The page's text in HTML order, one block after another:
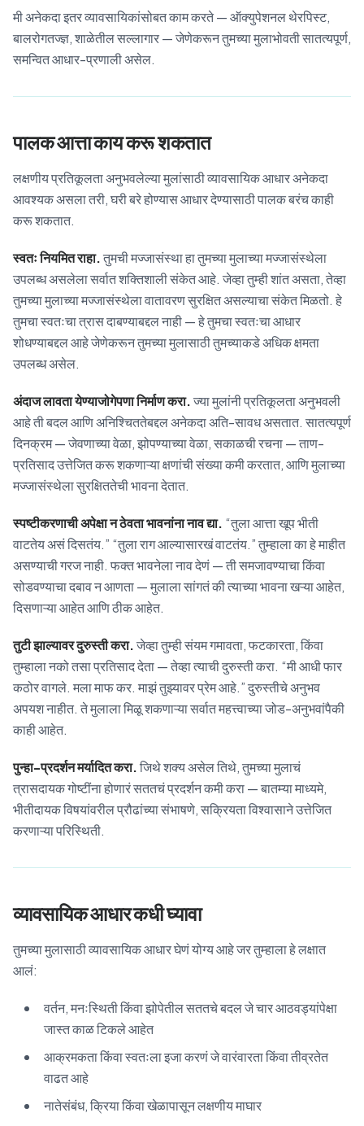
मी अनेकदा इतर व्यावसायिकांसोबत काम करते — ऑक्युपेशनल थेरपिस्ट,
बालरोगतज्ज्ञ, शाळेतील सल्लागार — जेणेकरून तुमच्या मुलाभोवती सातत्यपूर्ण,
समन्वित आधार-प्रणाली असेल.
पालक आत्ता काय करू शकतात
लक्षणीय प्रतिकूलता अनुभवलेल्या मुलांसाठी व्यावसायिक आधार अनेकदा
आवश्यक असला तरी, घरी बरे होण्यास आधार देण्यासाठी पालक बरंच काही
करू शकतात.
स्वतः नियमित राहा.तुमची मज्जासंस्था हा तुमच्या मुलाच्या मज्जासंस्थेला
उपलब्ध असलेला सर्वात शक्तिशाली संकेत आहे. जेव्हा तुम्ही शांत असता, तेव्हा
तुमच्या मुलाच्या मज्जासंस्थेला वातावरण सुरक्षित असल्याचा संकेत मिळतो. हे
तुमचा स्वतःचा त्रास दाबण्याबद्दल नाही — हे तुमचा स्वतःचा आधार
शोधण्याबद्दल आहे जेणेकरून तुमच्या मुलासाठी तुमच्याकडे अधिक क्षमता
उपलब्ध असेल.
अंदाज लावता येण्याजोगेपणा निर्माण करा.ज्या मुलांनी प्रतिकूलता अनुभवली
आहे ती बदल आणि अनिश्चिततेबद्दल अनेकदा अति-सावध असतात. सातत्यपूर्ण
दिनक्रम — जेवणाच्या वेळा, झोपण्याच्या वेळा, सकाळची रचना — ताण-
प्रतिसाद उत्तेजित करू शकणाऱ्या क्षणांची संख्या कमी करतात, आणि मुलाच्या
मज्जासंस्थेला सुरक्षिततेची भावना देतात.
स्पष्टीकरणाची अपेक्षा न ठेवता भावनांना नाव द्या. “तुला आत्ता खूप भीती
वाटतेय असं दिसतंय.” “तुला राग आल्यासारखं वाटतंय.” तुम्हाला का हे माहीत
असण्याची गरज नाही. फक्त भावनेला नाव देणं — ती समजावण्याचा किंवा
सोडवण्याचा दबाव न आणता — मुलाला सांगतं की त्याच्या भावना खऱ्या आहेत,
दिसणाऱ्या आहेत आणि ठीक आहेत.
तुटी झाल्यावर दुरुस्ती करा.जेव्हा तुम्ही संयम गमावता, फटकारता, किंवा
तुम्हाला नको तसा प्रतिसाद देता — तेव्हा त्याची दुरुस्ती करा. “मी आधी फार
कठोर वागले. मला माफ कर. माझं तुझ्यावर प्रेम आहे.” दुरुस्तीचे अनुभव
अपयश नाहीत. ते मुलाला मिळू शकणाऱ्या सर्वात महत्त्वाच्या जोड-अनुभवांपैकी
काही आहेत.
पुन्हा-प्रदर्शन मर्यादित करा.जिथे शक्य असेल तिथे, तुमच्या मुलाचं
त्रासदायक गोष्टींना होणारं सततचं प्रदर्शन कमी करा — बातम्या माध्यमे,
भीतीदायक विषयांवरील प्रौढांच्या संभाषणे, सक्रियता विश्वासाने उत्तेजित
करणाऱ्या परिस्थिती.
व्यावसायिक आधार कधी घ्यावा
तुमच्या मुलासाठी व्यावसायिक आधार घेणं योग्य आहे जर तुम्हाला हे लक्षात
आलं:
वर्तन, मनःस्थिती किंवा झोपेतील सततचे बदल जे चार आठवड्यांपेक्षा
जास्त काळ टिकले आहेत
आक्रमकता किंवा स्वतःला इजा करणं जे वारंवारता किंवा तीव्रतेत
वाढत आहे
नातेसंबंध, क्रिया किंवा खेळापासून लक्षणीय माघार